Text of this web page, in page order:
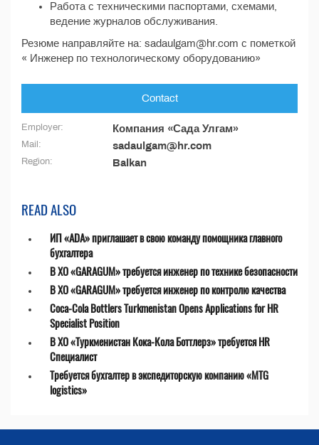
Работа с техническими паспортами, схемами,
ведение журналов обслуживания.
Резюме направляйте на: sadaulgam@hr.com с пометкой
« Инженер по технологическому оборудованию»
Contact
Employer: Компания «Сада Улгам»
Mail: sadaulgam@hr.com
Region: Balkan
READ ALSO
ИП «ADA» приглашает в свою команду помощника главного
бухгалтера
В ХО «GARAGUM» требуется инженер по технике безопасности
В ХО «GARAGUM» требуется инженер по контролю качества
Coca-Cola Bottlers Turkmenistan Opens Applications for HR
Specialist Position
В ХО «Туркменистан Кока-Кола Боттлерз» требуется HR
Специалист
Требуется бухгалтер в экспедиторскую компанию «MTG
logistics»